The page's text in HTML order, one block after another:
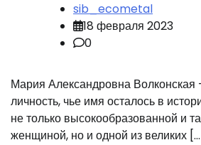
sib_ecometal
18 февраля 2023
0
Мария Александровна
личность, чье имя осталось в
не только высокообразованной и
женщиной, но и одной из великих